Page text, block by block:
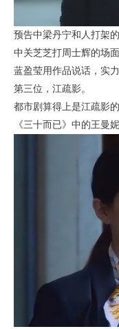
预告中梁丹宁和人打架
中关芝芝打周士辉的场
蓝盈莹用作品说话，实
第三位，江疏影。
都市剧算得上是江疏影
《三十而已》中的王曼